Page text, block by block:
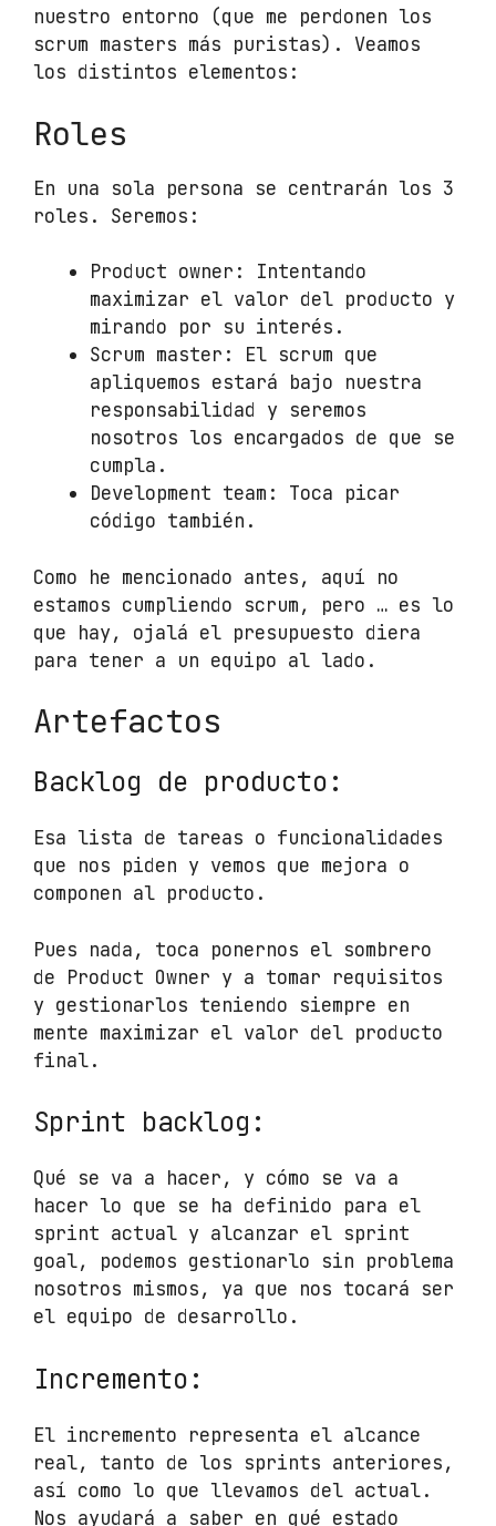
nuestro entorno (que me perdonen los
scrum masters más puristas). Veamos
los distintos elementos:
Roles
En una sola persona se centrarán los 3
roles. Seremos:
Product owner: Intentando
maximizar el valor del producto y
mirando por su interés.
Scrum master: El scrum que
apliquemos estará bajo nuestra
responsabilidad y seremos
nosotros los encargados de que se
cumpla.
Development team: Toca picar
código también.
Como he mencionado antes, aquí no
estamos cumpliendo scrum, pero … es lo
que hay, ojalá el presupuesto diera
para tener a un equipo al lado.
Artefactos
Backlog de producto:
Esa lista de tareas o funcionalidades
que nos piden y vemos que mejora o
componen al producto.
Pues nada, toca ponernos el sombrero
de Product Owner y a tomar requisitos
y gestionarlos teniendo siempre en
mente maximizar el valor del producto
final.
Sprint backlog:
Qué se va a hacer, y cómo se va a
hacer lo que se ha definido para el
sprint actual y alcanzar el sprint
goal, podemos gestionarlo sin problema
nosotros mismos, ya que nos tocará ser
el equipo de desarrollo.
Incremento:
El incremento representa el alcance
real, tanto de los sprints anteriores,
así como lo que llevamos del actual.
Nos ayudará a saber en qué estado